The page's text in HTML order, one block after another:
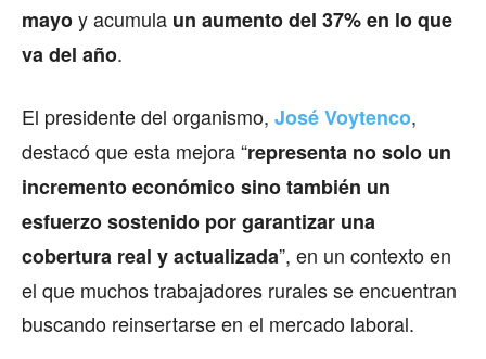
mayoy acumula un aumento del 37% en lo que
va del año.
El presidente del organismo, José Voytenco,
destacó que esta mejora “representa no solo un
incremento económico sino también un
esfuerzo sostenido por garantizar una
cobertura real y actualizada”, en un contexto en
el que muchos trabajadores rurales se encuentran
buscando reinsertarse en el mercado laboral.